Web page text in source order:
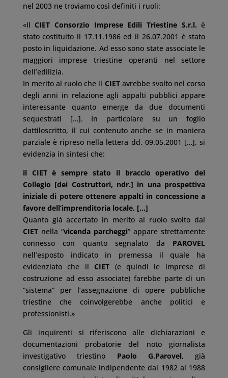
nel 2003 ne troviamo così definiti i ruoli:
«Il CIET Consorzio Imprese Edili Triestine S.r.l. è
stato costituito il 17.11.1986 ed il 26.07.2001 è stato
posto in liquidazione. Ad esso sono state associate le
maggiori imprese triestine operanti nel settore
dell’edilizia.
In merito al ruolo che il CIETavrebbe svolto nel corso
degli anni in relazione agli appalti pubblici appare
interessante quanto emerge da due documenti
sequestrati […]. In particolare su un foglio
dattiloscritto, il cui contenuto anche se in maniera
parziale è ripreso nella lettera dd. 09.05.2001 […], si
evidenzia in sintesi che:
il CIET è sempre stato il braccio operativo del
Collegio [dei Costruttori, ndr.] in una prospettiva
iniziale di potere ottenere appalti in concessione a
favore dell’imprenditoria locale. […]
Quanto già accertato in merito al ruolo svolto dal
CIETnella “vicenda parcheggi” appare strettamente
connesso con quanto segnalato da PAROVEL
nell’esposto indicato in premessa il quale ha
evidenziato che il CIET (e quindi le imprese di
costruzione ad esso associate) farebbe parte di un
“sistema” per l’assegnazione di opere pubbliche
triestine che coinvolgerebbe anche politici e
professionisti.»
Gli inquirenti si riferiscono alle dichiarazioni e
documentazioni probatorie del noto giornalista
investigativo triestino Paolo G.Parovel, già
consigliere comunale indipendente dal 1982 al 1988